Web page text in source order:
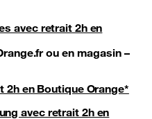
avec retrait 2h en
ou en magasin –
2h en Boutique Orange*
avec retrait 2h en